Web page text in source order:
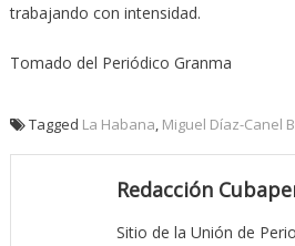
trabajando con intensidad.
Tomado del Periódico Granma
Tagged La Habana Miguel Díaz-Canel
Redacción
Sitio de la Unión de